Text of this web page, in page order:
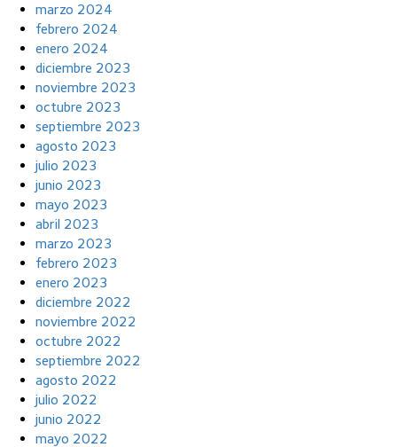
marzo 2024
febrero 2024
enero 2024
diciembre 2023
noviembre 2023
octubre 2023
septiembre 2023
agosto 2023
julio 2023
junio 2023
mayo 2023
abril 2023
marzo 2023
febrero 2023
enero 2023
diciembre 2022
noviembre 2022
octubre 2022
septiembre 2022
agosto 2022
julio 2022
junio 2022
mayo 2022